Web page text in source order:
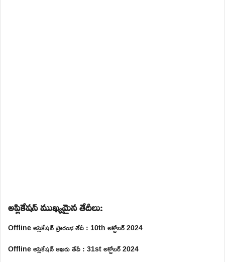
అప్లికేషన్ ముఖ్యమైన తేదీలు:
Offline అప్లికేషన్ ప్రారంభ తేదీ : 10th అక్టోబర్ 2024
Offline అప్లికేషన్ ఆఖరు తేదీ : 31st అక్టోబర్ 2024